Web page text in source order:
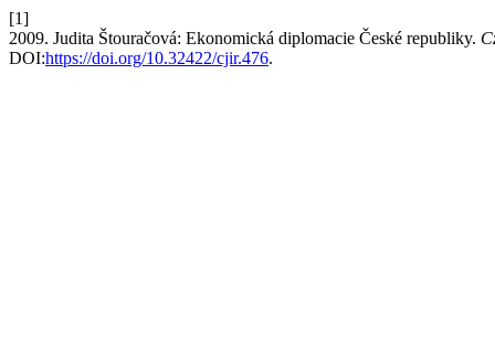
[1]
2009. Judita Štouračová: Ekonomická diplomacie České republiky.
DOI:https://doi.org/10.32422/cjir.476.